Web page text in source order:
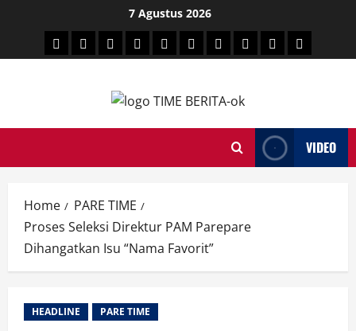
content
7 Agustus 2026
HEADLINE
PARESULSELBAR
POLITIKHUKRIMNASIONAL
PENKESSPORTAINMENT
DUNIAMEDSOS
VIDEO
Home
PARE TIME
Proses Seleksi Direktur PAM Parepare
Dihangatkan Isu “Nama Favorit”
HEADLINE PARE TIME